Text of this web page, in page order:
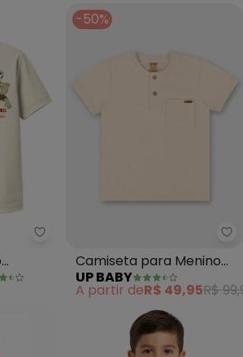
Malwee Kids - Camiseta
-50%
Camiseta para Menino
em Linho Flamê (Bege)
UP BABY
A partir deR$ 49,95R$